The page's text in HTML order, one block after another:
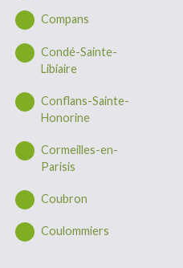
Compans
Condé-Sainte-
Libiaire
Conflans-Sainte-
Honorine
Cormeilles-en-
Parisis
Coubron
Coulommiers